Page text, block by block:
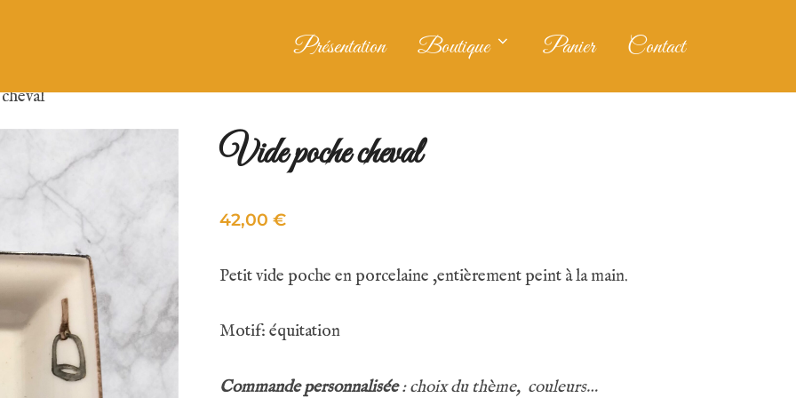
Présentation Boutique Panier Contact
Vide poche cheval
42,00 €
Petit vide poche en porcelaine ,entièrement peint à la main.
Motif: équitation
Commande personnalisée: choix du thème, couleurs…